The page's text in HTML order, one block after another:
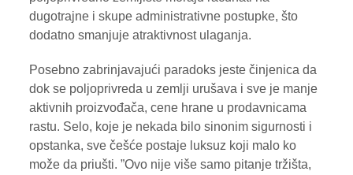
dugotrajne i skupe administrativne postupke, što
dodatno smanjuje atraktivnost ulaganja.
Posebno zabrinjavajući paradoks jeste činjenica da
dok se poljoprivreda u zemlji urušava i sve je manje
aktivnih proizvođača, cene hrane u prodavnicama
rastu. Selo, koje je nekada bilo sinonim sigurnosti i
opstanka, sve češće postaje luksuz koji malo ko
može da priušti. ”Ovo nije više samo pitanje tržišta,